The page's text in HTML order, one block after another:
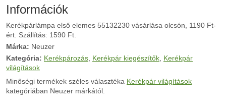
Információk
Kerékpárlámpa első elemes 55132230 vásárlása olcsón, 1190 Ft-
ért. Szállítás: 1590 Ft.
Márka: Neuzer
Kategória: Kerékpározás Kerékpár kiegészítők Kerékpár
világítások
Minőségi termékek széles választéka Kerékpár világítások
kategóriában Neuzer márkától.